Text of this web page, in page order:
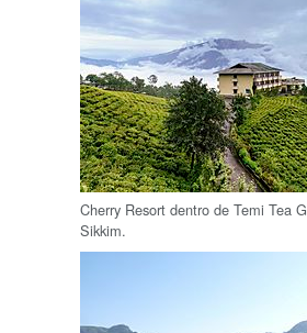
Cherry Resort dentro de Temi Tea
Sikkim.